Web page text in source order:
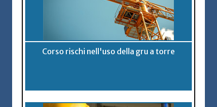
Corso rischi nell'uso della gru a torre